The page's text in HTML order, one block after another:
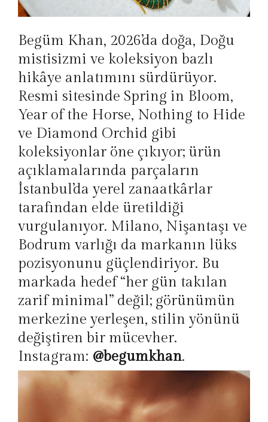
Begüm Khan, 2026’da doğa, Doğu
mistisizmi ve koleksiyon bazlı
hikâye anlatımını sürdürüyor.
Resmi sitesinde Spring in Bloom,
Year of the Horse, Nothing to Hide
ve Diamond Orchid gibi
koleksiyonlar öne çıkıyor; ürün
açıklamalarında parçaların
İstanbul’da yerel zanaatkârlar
tarafından elde üretildiği
vurgulanıyor. Milano, Nişantaşı ve
Bodrum varlığı da markanın lüks
pozisyonunu güçlendiriyor. Bu
markada hedef “her gün takılan
zarif minimal” değil; görünümün
merkezine yerleşen, stilin yönünü
değiştiren bir mücevher.
Instagram: @begumkhan.